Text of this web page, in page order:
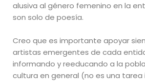
alusiva al género femenino en la
son solo de poesía.
Creo que es importante apoyar
artistas emergentes de cada
informando y reeducando a la
cultura en general (no es una tarea